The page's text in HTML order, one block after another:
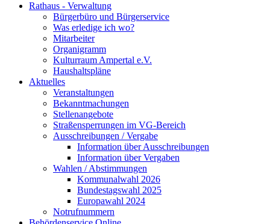
Rathaus - Verwaltung
Bürgerbüro und Bürgerservice
Was erledige ich wo?
Mitarbeiter
Organigramm
Kulturraum Ampertal e.V.
Haushaltspläne
Aktuelles
Veranstaltungen
Bekanntmachungen
Stellenangebote
Straßensperrungen im VG-Bereich
Ausschreibungen / Vergabe
Information über Ausschreibungen
Information über Vergaben
Wahlen / Abstimmungen
Kommunalwahl 2026
Bundestagswahl 2025
Europawahl 2024
Notrufnummern